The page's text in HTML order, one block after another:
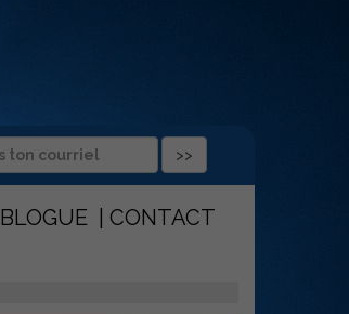
BLOGUE CONTACT